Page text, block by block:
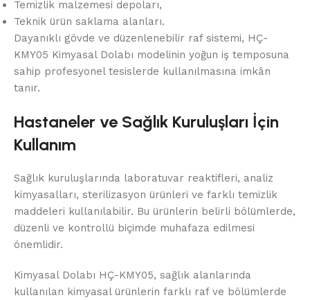
Temizlik malzemesi depoları,
Teknik ürün saklama alanları.
Dayanıklı gövde ve düzenlenebilir raf sistemi, HÇ-
KMY05 Kimyasal Dolabı modelinin yoğun iş temposuna
sahip profesyonel tesislerde kullanılmasına imkân
tanır.
Hastaneler ve Sağlık Kuruluşları İçin
Kullanım
Sağlık kuruluşlarında laboratuvar reaktifleri, analiz
kimyasalları, sterilizasyon ürünleri ve farklı temizlik
maddeleri kullanılabilir. Bu ürünlerin belirli bölümlerde,
düzenli ve kontrollü biçimde muhafaza edilmesi
önemlidir.
Kimyasal Dolabı HÇ-KMY05, sağlık alanlarında
kullanılan kimyasal ürünlerin farklı raf ve bölümlerde